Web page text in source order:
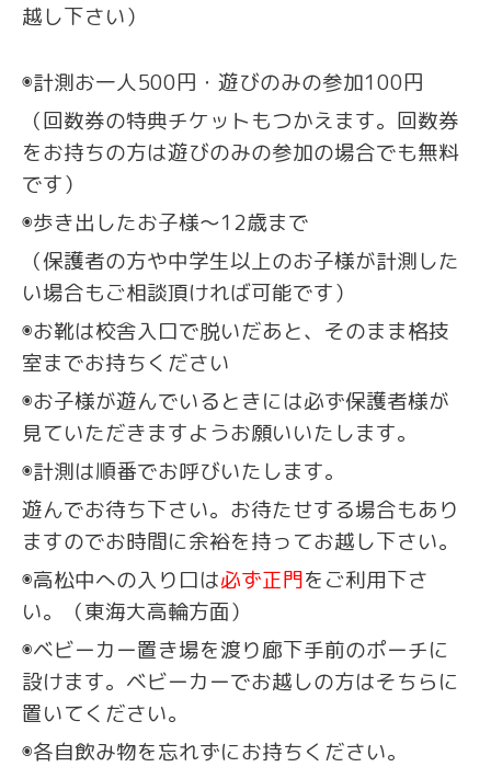
越し下さい）
◉計測お一人500円・遊びのみの参加100円
（回数券の特典チケットもつかえます。回数券
をお持ちの方は遊びのみの参加の場合でも無料
です）
◉歩き出したお子様〜12歳まで
（保護者の方や中学生以上のお子様が計測した
い場合もご相談頂ければ可能です）
◉お靴は校舎入口で脱いだあと、そのまま格技
室までお持ちください
◉お子様が遊んでいるときには必ず保護者様が
見ていただきますようお願いいたします。
◉計測は順番でお呼びいたします。
遊んでお待ち下さい。お待たせする場合もあり
ますのでお時間に余裕を持ってお越し下さい。
◉高松中への入り口は必ず正門をご利用下さ
い。（東海大高輪方面）
◉ベビーカー置き場を渡り廊下手前のポーチに
設けます。ベビーカーでお越しの方はそちらに
置いてください。
◉各自飲み物を忘れずにお持ちください。